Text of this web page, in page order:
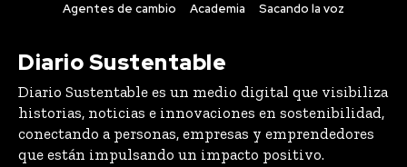
Agentes de cambio
Academia Sacando la voz
Diario Sustentable
Diario Sustentable es un medio digital que visibiliza
historias, noticias e innovaciones en sostenibilidad,
conectando a personas, empresas y emprendedores
que están impulsando un impacto positivo.